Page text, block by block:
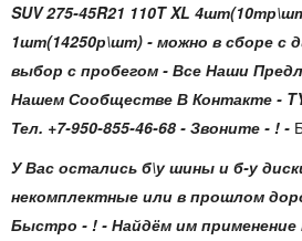
SUV 275-45R21 110T XL
1шт(14250р\шт) - можно в сборе с
выбор с пробегом - Все Наши
Нашем Сообществе В Контакте -
Тел. +7-950-855-46-68 - Звоните - ! -
У Вас остались б\у шины и б-у
некомплектные или в прошлом
Быстро - ! - Найдём им